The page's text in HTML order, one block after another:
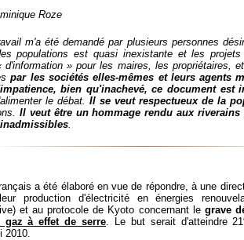
Roze
m'a été demandé par plusieurs personnes
populations est quasi inexistante et les
d'information » pour les maires, les propriétaires,
par les sociétés elles-mêmes et leurs agents
bien qu'inachevé, ce document est
le débat. Il se veut respectueux de la
Il veut être un hommage rendu aux
.
a été élaboré en vue de répondre, à une
production d'électricité en énergies
et au protocole de Kyoto concernant le grave
gaz à effet de serre. Le but serait d'atteindre
2010.